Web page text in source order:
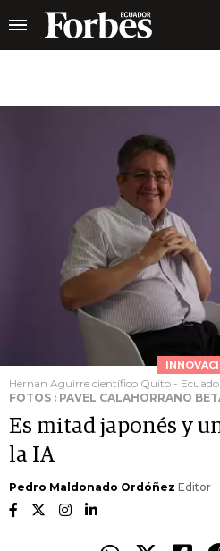
Hernan Aguirre científico Quito -
FOTOS : PAVEL CALAHORRANO
Es mitad japonés y
la IA
Pedro Maldonado Ordóñez Editor